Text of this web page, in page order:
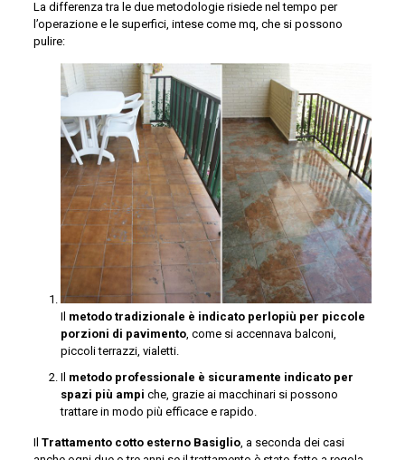
La differenza tra le due metodologie risiede nel tempo per
l’operazione e le superfici, intese come mq, che si possono
pulire:
Il metodo tradizionale è indicato perlopiù per piccole
porzioni di pavimento, come si accennava balconi,
piccoli terrazzi, vialetti.
Il metodo professionale è sicuramente indicato per
spazi più ampi che, grazie ai macchinari si possono
trattare in modo più efficace e rapido.
Il Trattamento cotto esterno Basiglio, a seconda dei casi